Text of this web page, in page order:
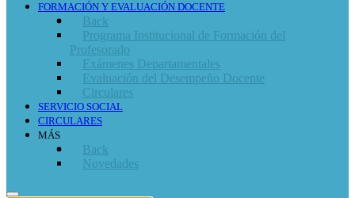
FORMACIÓN Y EVALUACIÓN DOCENTE
Back
Programa Institucional de Formación del
Profesorado
Exámenes Departamentales
Evaluación del Desempeño Docente
Circulares
SERVICIO SOCIAL
CIRCULARES
MÁS
Back
Novedades